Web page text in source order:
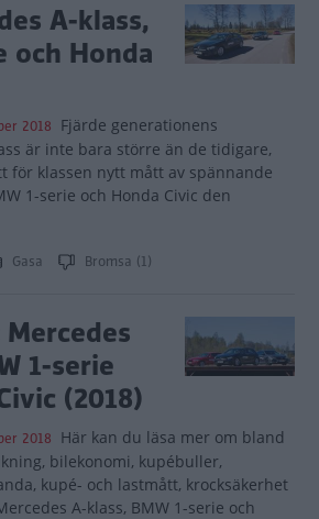
A-klass,
och Honda
2018 Fjärde generationens
är inte bara större än de tidigare,
för klassen nytt mått av spännande
1-serie och Honda Civic den
Gasa Bromsa (1)
1-serie
(2018)
2018 Här kan du läsa mer om bland
bilekonomi, kupébuller,
kupé- och lastmått, krocksäkerhet
A-klass, BMW 1-serie och